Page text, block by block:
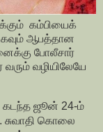
கம்பியைக்
ஆபத்தான
போலீசார்
வழியிலேயே
கடந்த ஜூன் 24-ம்
சுவாதி கொலை